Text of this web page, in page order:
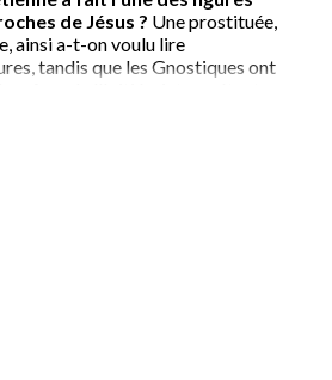
de Jésus ? Une prostituée,
ainsi a-t-on voulu lire
tandis que les Gnostiques ont
l'âme prisonnière, éparpillée